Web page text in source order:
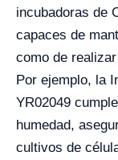
incubadoras de
capaces de
como de
Por ejemplo, la
YR02049
humedad,
cultivos de